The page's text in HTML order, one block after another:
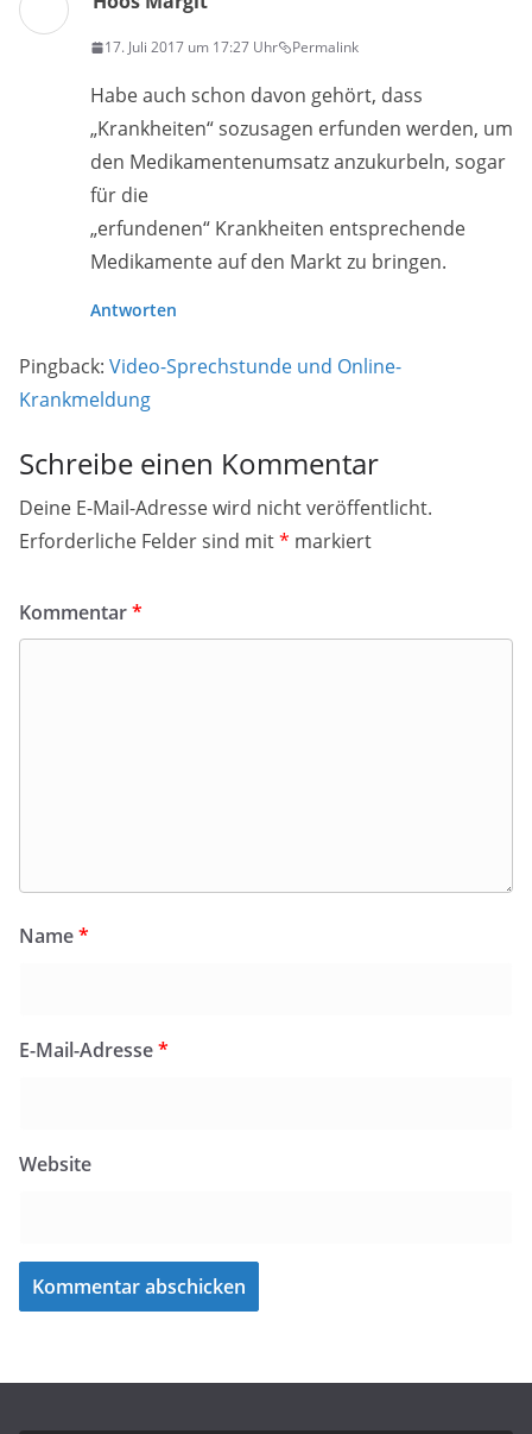
17. Juli 2017 um 17:27 Uhr Permalink
Habe auch schon davon gehört, dass
„Krankheiten“ sozusagen erfunden werden, um
den Medikamentenumsatz anzukurbeln, sogar
für die
„erfundenen“ Krankheiten entsprechende
Medikamente auf den Markt zu bringen.
Antworten
Pingback: Video-Sprechstunde und Online-
Krankmeldung
Schreibe einen Kommentar
Deine E-Mail-Adresse wird nicht veröffentlicht.
Erforderliche Felder sind mit* markiert
Kommentar*
Name*
E-Mail-Adresse*
Website